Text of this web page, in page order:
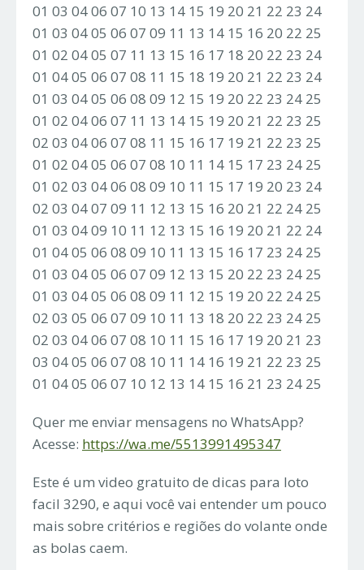
01 03 04 06 07 10 13 14 15 19 20 21 22 23 24
01 03 04 05 06 07 09 11 13 14 15 16 20 22 25
01 02 04 05 07 11 13 15 16 17 18 20 22 23 24
01 04 05 06 07 08 11 15 18 19 20 21 22 23 24
01 03 04 05 06 08 09 12 15 19 20 22 23 24 25
01 02 04 06 07 11 13 14 15 19 20 21 22 23 25
02 03 04 06 07 08 11 15 16 17 19 21 22 23 25
01 02 04 05 06 07 08 10 11 14 15 17 23 24 25
01 02 03 04 06 08 09 10 11 15 17 19 20 23 24
02 03 04 07 09 11 12 13 15 16 20 21 22 24 25
01 03 04 09 10 11 12 13 15 16 19 20 21 22 24
01 04 05 06 08 09 10 11 13 15 16 17 23 24 25
01 03 04 05 06 07 09 12 13 15 20 22 23 24 25
01 03 04 05 06 08 09 11 12 15 19 20 22 24 25
02 03 05 06 07 09 10 11 13 18 20 22 23 24 25
02 03 04 06 07 08 10 11 15 16 17 19 20 21 23
03 04 05 06 07 08 10 11 14 16 19 21 22 23 25
01 04 05 06 07 10 12 13 14 15 16 21 23 24 25
Quer me enviar mensagens no WhatsApp?
Acesse: https://wa.me/5513991495347
Este é um video gratuito de dicas para loto
facil 3290, e aqui você vai entender um pouco
mais sobre critérios e regiões do volante onde
as bolas caem.